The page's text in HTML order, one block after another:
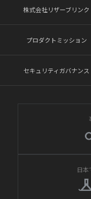
株式会社リザーブリンク
プロダクトミッション
セキュリティガバナンス
日